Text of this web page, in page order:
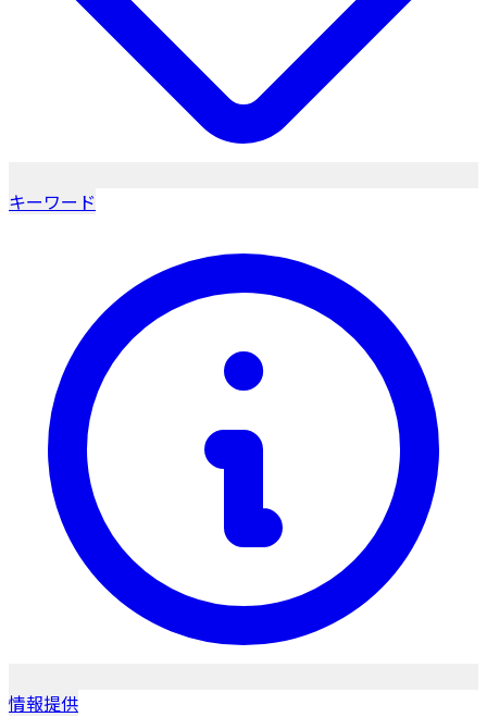
キーワード
情報提供